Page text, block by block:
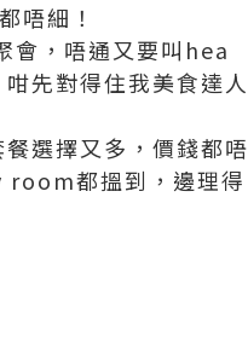
唔細！
會，唔通又要叫hea
先對得住我美食達人
選擇又多，價錢都唔
都搵到，邊理得